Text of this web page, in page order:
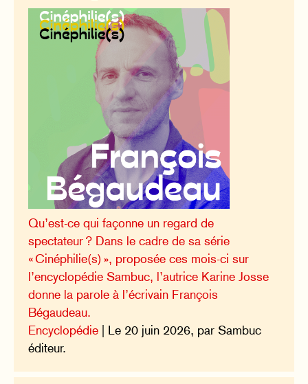
Qu’est-ce qui façonne un regard de
spectateur ? Dans le cadre de sa série
« Cinéphilie(s) », proposée ces mois-ci sur
l’encyclopédie Sambuc, l’autrice Karine Josse
donne la parole à l’écrivain François
Bégaudeau.
Encyclopédie | Le 20 juin 2026, par Sambuc
éditeur.